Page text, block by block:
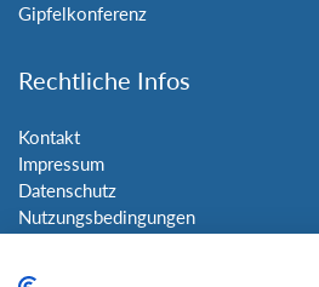
Gipfelkonferenz
Rechtliche Infos
Kontakt
Impressum
Datenschutz
Nutzungsbedingungen